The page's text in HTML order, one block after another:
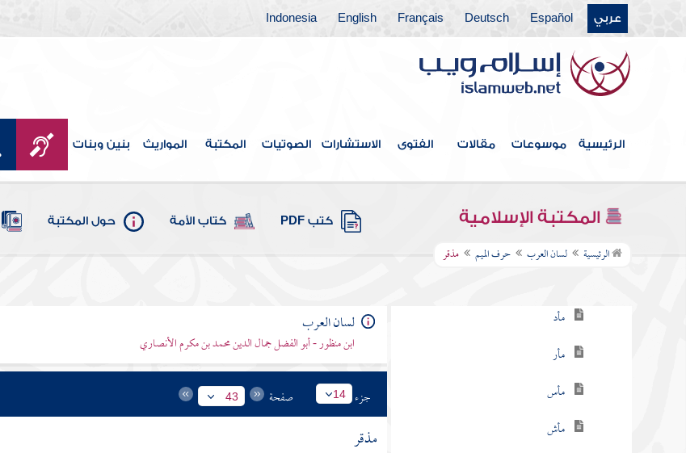
عربي Español
Deutsch
Français
English
Indonesia
الرئيسية موسوعات مقالات الفتوى الاستشارات الصوتيات المكتبة المواريث بنين وبنات
المكتبة الإسلامية كتب PDF كتاب الأمة حول المكتبة
الرئيسية لسان العرب حرف الميم مذقر
حرف العين
حرف الغين
حرف الفاء
حرف القاف
حرف الكاف
حرف اللام
حرف الميم
مأد
مأر
مأس
مأش
لسان العرب
ابن منظور - أبو الفضل جمال الدين محمد بن مكرم الأنصاري
جزء 14 صفحة 43
مذقر